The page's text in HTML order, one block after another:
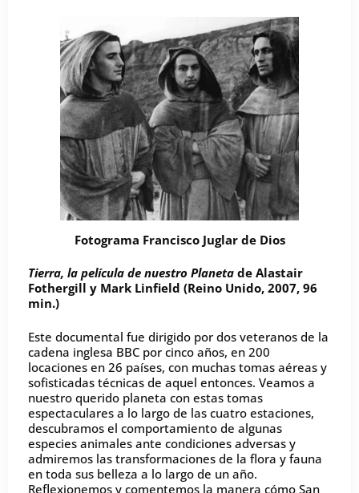
Fotograma Francisco Juglar de Dios
Tierra, la película de nuestro Planeta de Alastair
Fothergill y Mark Linfield (Reino Unido, 2007, 96
min.)
Este documental fue dirigido por dos veteranos de la
cadena inglesa BBC por cinco años, en 200
locaciones en 26 países, con muchas tomas aéreas y
sofisticadas técnicas de aquel entonces. Veamos a
nuestro querido planeta con estas tomas
espectaculares a lo largo de las cuatro estaciones,
descubramos el comportamiento de algunas
especies animales ante condiciones adversas y
admiremos las transformaciones de la flora y fauna
en toda sus belleza a lo largo de un año.
Reflexionemos y comentemos la manera cómo San